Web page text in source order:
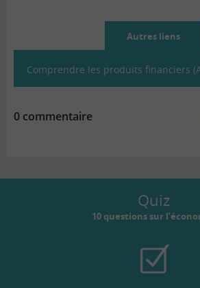
Autres liens
Comprendre les produits financiers
0 commentaire
Quiz
10 questions sur